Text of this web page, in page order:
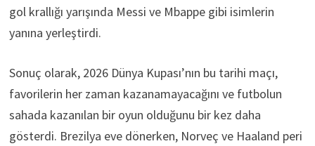
gol krallığı yarışında Messi ve Mbappe gibi isimlerin
yanına yerleştirdi.
Sonuç olarak, 2026 Dünya Kupası’nın bu tarihi maçı,
favorilerin her zaman kazanamayacağını ve futbolun
sahada kazanılan bir oyun olduğunu bir kez daha
gösterdi. Brezilya eve dönerken, Norveç ve Haaland peri